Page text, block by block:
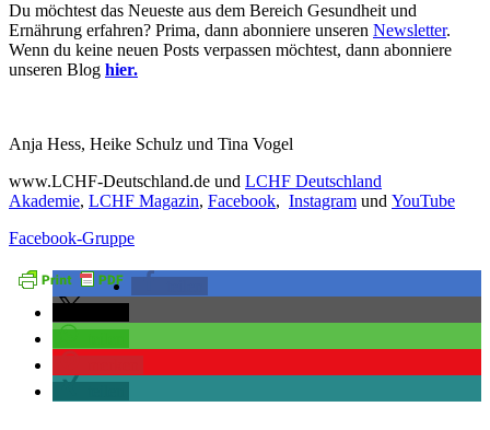
Du möchtest das Neueste aus dem Bereich Gesundheit und
Ernährung erfahren? Prima, dann abonniere unseren Newsletter.
Wenn du keine neuen Posts verpassen möchtest, dann abonniere
unseren Blog hier.
Anja Hess, Heike Schulz und Tina Vogel
www.LCHF-Deutschland.de und LCHF Deutschland
Akademie, LCHF Magazin, Facebook, Instagram und YouTube
Facebook-Gruppe